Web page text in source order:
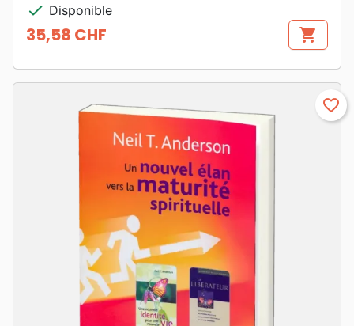
check Disponible
Prix
35,58 CHF shopping_cart
favorite_border